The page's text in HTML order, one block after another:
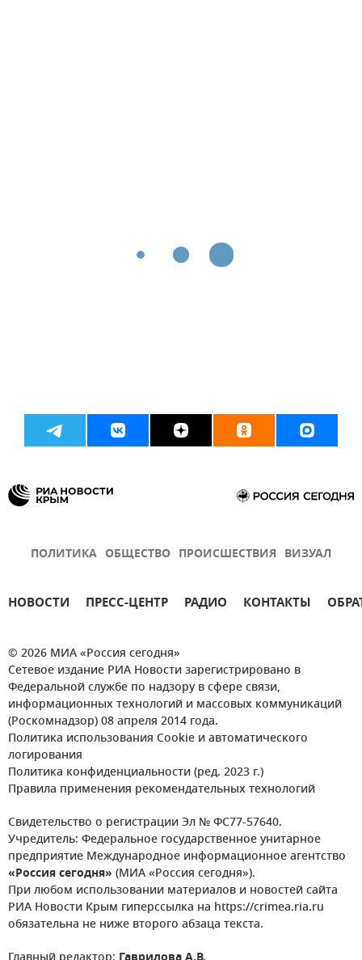
ПОЛИТИКА ОБЩЕСТВО ПРОИСШЕСТВИЯ ВИЗУАЛ
НОВОСТИ ПРЕСС-ЦЕНТР РАДИО КОНТАКТЫ
© 2026 МИА «Россия сегодня»
Сетевое издание РИА Новости зарегистрировано в
Федеральной службе по надзору в сфере связи,
информационных технологий и массовых коммуникаций
(Роскомнадзор) 08 апреля 2014 года.
Политика использования Cookie и автоматического
логирования
Политика конфиденциальности (ред. 2023 г.)
Правила применения рекомендательных технологий
Свидетельство о регистрации Эл № ФС77-57640.
Учредитель: Федеральное государственное унитарное
предприятие Международное информационное агентство
«Россия сегодня» (МИА «Россия сегодня»).
При любом использовании материалов и новостей сайта
РИА Новости Крым гиперссылка на https://crimea.ria.ru
обязательна не ниже второго абзаца текста.